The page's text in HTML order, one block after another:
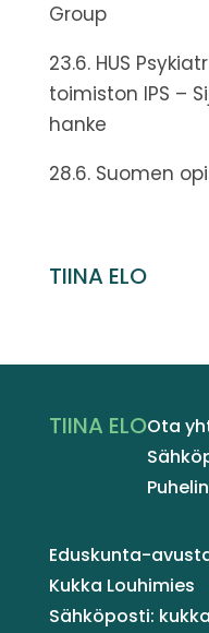
Group
23.6. HUS
toimiston IPS –
hanke
28.6. Suomen
TIINA ELO
TIINA ELOOta
Eduskunta-
Kukka Louhimies
Sähköposti: